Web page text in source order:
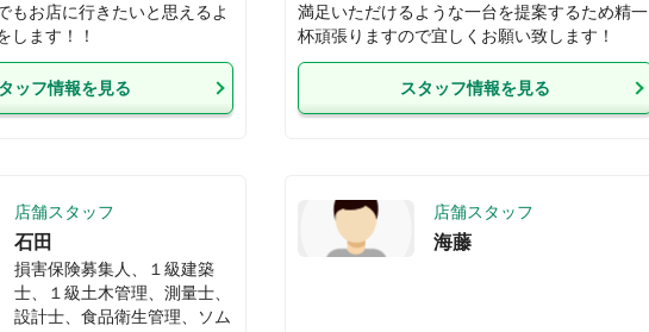
もお店に行きたいと思えるよ
します！！
ッフ情報を見る
満足いただけるような一台を提案するため精一
杯頑張りますので宜しくお願い致します！
スタッフ情報を見る
店舗スタッフ
石田
損害保険募集人、１級建築
士、１級土木管理、測量士、
設計士、食品衛生管理、ソム
店舗スタッフ
海藤